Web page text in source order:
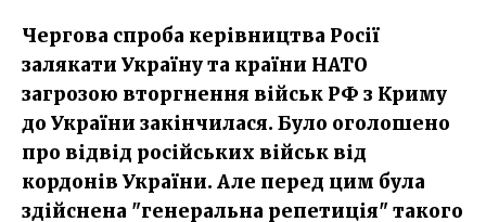
Чергова спроба керівництва Росії
залякати Україну та країни НАТО
загрозою вторгнення військ РФ з Криму
до України закінчилася. Було оголошено
про відвід російських військ від
кордонів України. Але перед цим була
здійснена "генеральна репетиція" такого